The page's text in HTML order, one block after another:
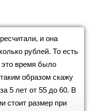
и она
рублей. То есть
время было
образом скажу
5 лет от 55 до 60. В
стоит размер при